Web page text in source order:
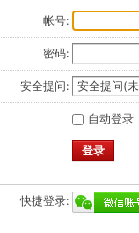
帐号:
密码:
安全提问:
自动登录
登录
快捷登录: